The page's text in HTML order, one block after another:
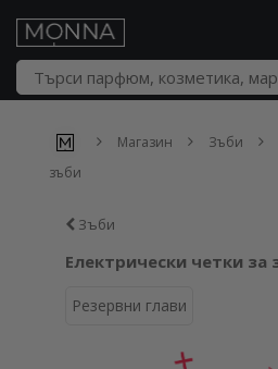
Магазин Зъби
зъби
Зъби
Електрически четки за
Резервни глави